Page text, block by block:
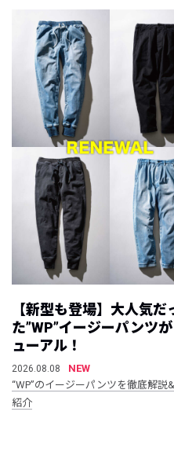
【新型も登場】大人気だ
た”WP”イージーパンツ
ューアル！
2026.08.08
NEW
“WP”のイージーパンツを徹底解説
紹介